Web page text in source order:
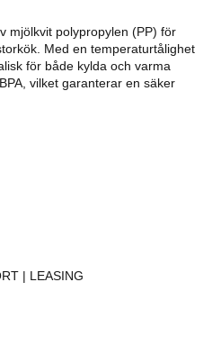
mjölkvit polypropylen (PP) för
Med en temperaturtålighet
för både kylda och varma
vilket garanterar en säker
| LEASING